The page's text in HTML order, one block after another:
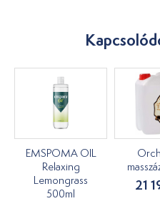
EMSPOMA OIL
Relaxing
Lemongrass
500ml
21